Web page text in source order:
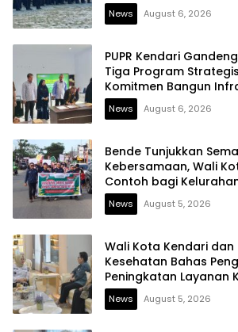
News August 6, 2026
PUPR Kendari
Tiga Program
Komitmen Bangun
Berintegritas
News August 6, 2026
Bende Tunjukkan
Kebersamaan, Wali
Contoh bagi
News August 5, 2026
Wali Kota Kendari dan
Kesehatan Bahas
Peningkatan Layanan
News August 5, 2026